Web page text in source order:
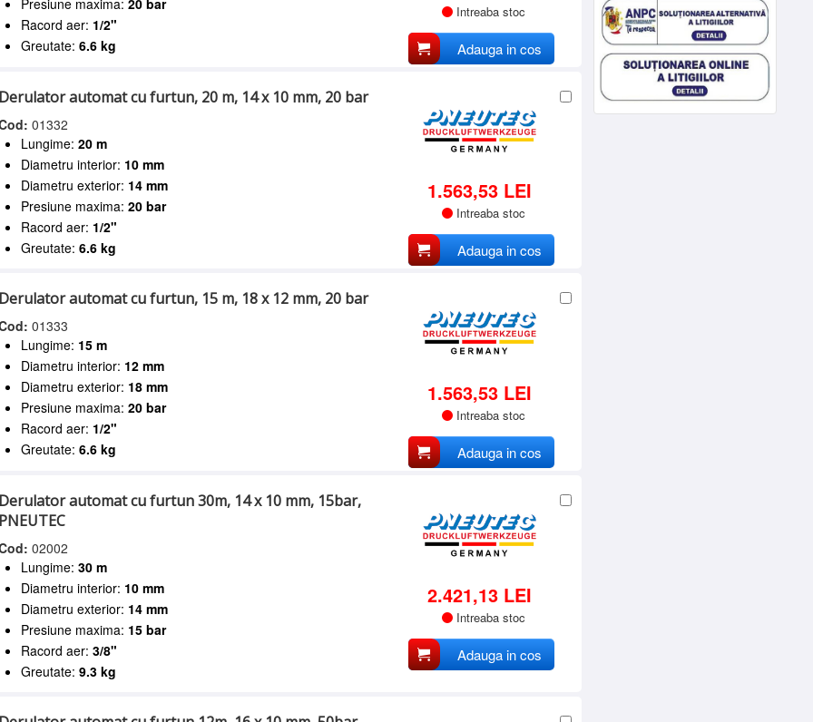
Racord aer: 1/2"
Greutate:6.6 kg
Intreaba stoc
Adauga in cos
automat cu furtun, 20 m, 14 x 10 mm, 20 bar
01332
Lungime:20 m
Diametru interior: 10 mm
Diametru exterior: 14 mm
Presiune maxima:20 bar
Racord aer: 1/2"
Greutate:6.6 kg
1.563,53 LEI
Intreaba stoc
Adauga in cos
automat cu furtun, 15 m, 18 x 12 mm, 20 bar
01333
Lungime: 15 m
Diametru interior: 12 mm
Diametru exterior: 18 mm
Presiune maxima:20 bar
Racord aer: 1/2"
Greutate:6.6 kg
1.563,53 LEI
Intreaba stoc
Adauga in cos
automat cu furtun 30m, 14 x 10 mm, 15bar,
02002
Lungime:30 m
Diametru interior: 10 mm
Diametru exterior: 14 mm
Presiune maxima: 15 bar
Racord aer:3/8"
Greutate:9.3 kg
2.421,13 LEI
Intreaba stoc
Adauga in cos